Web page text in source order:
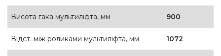
Висота гака мультиліфта, мм 900
Відст. між роликами мультиліфта, мм 1072